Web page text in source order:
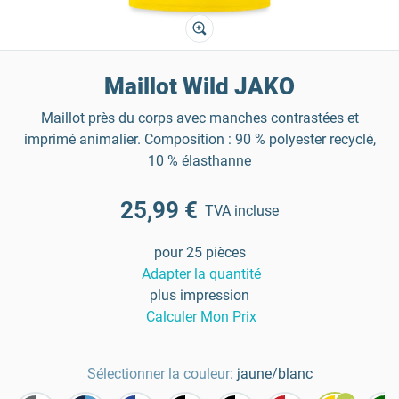
Maillot Wild JAKO
Maillot près du corps avec manches contrastées et
imprimé animalier. Composition : 90 % polyester recyclé,
10 % élasthanne
25,99 € TVA incluse
pour 25 pièces
Adapter la quantité
plus impression
Calculer Mon Prix
Sélectionner la couleur: jaune/blanc